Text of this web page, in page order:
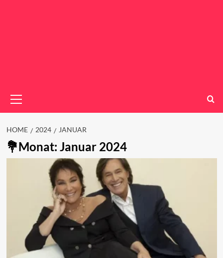
Menu
HOME 2024 JANUAR
Monat: Januar 2024